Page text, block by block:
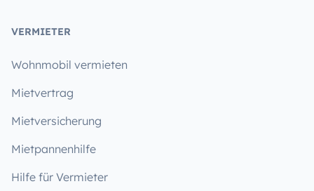
VERMIETER
Wohnmobil vermieten
Mietvertrag
Mietversicherung
Mietpannenhilfe
Hilfe für Vermieter